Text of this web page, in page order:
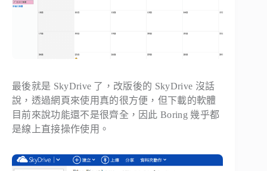
最後就是 SkyDrive 了，改版後的 SkyDrive 沒話
說，透過網頁來使用真的很方便，但下載的軟體
目前來說功能還不是很齊全，因此 Boring 幾乎都
是線上直接操作使用。